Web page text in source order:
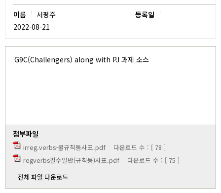
이름
서평주
등록일
2022-08-21
G9C(Challengers) along with PJ 과제 소스
첨부파일
irreg.verbs-불규칙동사표.pdf 다운로드 수 : [ 78 ]
regverbs필수일반(규칙동)사표.pdf 다운로드 수 : [ 75 ]
전체 파일 다운로드